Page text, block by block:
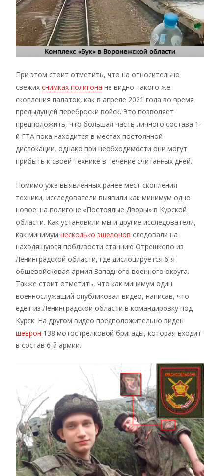
При этом стоит отметить, что на относительно
свежих снимках полигона не видно такого же
скопления палаток, как в апреле 2021 года во время
предыдущей переброски войск. Это позволяет
предположить, что большая часть личного состава 1-
й ГТА пока находится в местах постоянной
дислокации, однако при необходимости они могут
прибыть к своей технике в течение считанных дней.
Помимо уже выявленных ранее мест скопления
техники, исследователи выявили как минимум одно
новое: на полигоне «Постоялые Дворы» в Курской
области. Как установили мы и другие исследователи,
как минимум несколько эшелонов следовали на
находящуюся поблизости станцию Отрешково из
Ленинградской области, где дислоцируется 6-я
общевойсковая армия Западного военного округа.
Также стоит отметить, что как минимум один
военнослужащий опубликовал видео, написав, что
едет из Ленинградской области в командировку под
Курск. На другом видео предположительно виден
шеврон 138 мотострелковой бригады, которая входит
в состав 6-й армии.